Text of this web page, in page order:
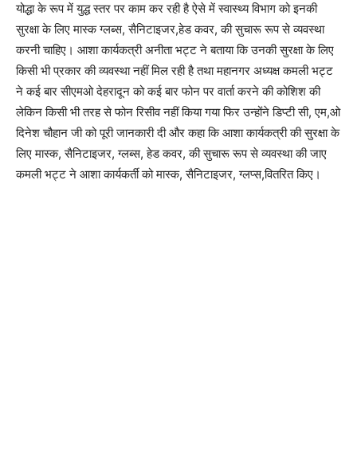
योद्धा के रूप में युद्ध स्तर पर काम कर रही है ऐसे में स्वास्थ्य विभाग को इनकी
सुरक्षा के लिए मास्क ग्लब्स, सैनिटाइजर,हेड कवर, की सुचारू रूप से व्यवस्था
करनी चाहिए। आशा कार्यकत्री अनीता भट्ट ने बताया कि उनकी सुरक्षा के लिए
किसी भी प्रकार की व्यवस्था नहीं मिल रही है तथा महानगर अध्यक्ष कमली भट्ट
ने कई बार सीएमओ देहरादून को कई बार फोन पर वार्ता करने की कोशिश की
लेकिन किसी भी तरह से फोन रिसीव नहीं किया गया फिर उन्होंने डिप्टी सी, एम,ओ
दिनेश चौहान जी को पूरी जानकारी दी और कहा कि आशा कार्यकत्री की सुरक्षा के
लिए मास्क, सैनिटाइजर, ग्लब्स, हेड कवर, की सुचारू रूप से व्यवस्था की जाए
कमली भट्ट ने आशा कार्यकर्ती को मास्क, सैनिटाइजर, ग्लप्स,वितरित किए।